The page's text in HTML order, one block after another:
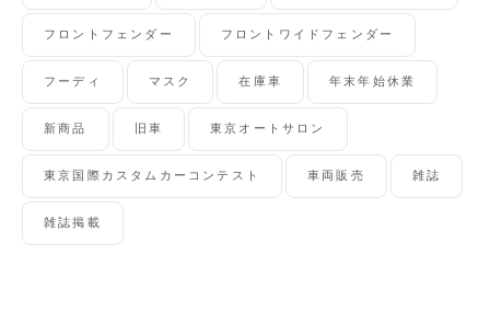
フロントフェンダー フロントワイドフェンダー
フーディ マスク 在庫車 年末年始休業
新商品 旧車 東京オートサロン
東京国際カスタムカーコンテスト 車両販売 雑誌
雑誌掲載